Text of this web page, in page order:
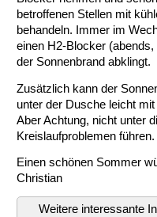
betroffenen Stellen mit
behandeln. Immer im
einen H2-Blocker
der Sonnenbrand abklingt.
Zusätzlich kann der
unter der Dusche leicht
Aber Achtung, nicht unter
Kreislaufproblemen führen.
Einen schönen Sommer
Christian
Weitere interessante